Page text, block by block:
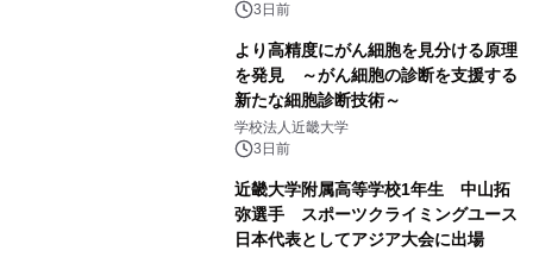
3日前
より高精度にがん細胞を見分ける原理
を発見 ～がん細胞の診断を支援する
新たな細胞診断技術～
学校法人近畿大学
3日前
近畿大学附属高等学校1年生 中山拓
弥選手 スポーツクライミングユース
日本代表としてアジア大会に出場